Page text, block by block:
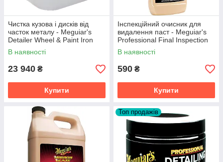
Чистка кузова і дисків від
часток металу - Meguiar's
Detailer Wheel & Paint Iron
Decon 18,93 л. (D180105)
В наявності
23 940 ₴
Купити
Інспекційний очисник для
видалення паст - Meguiar's
Professional Final Inspection
473 мл. (M3416)
В наявності
590 ₴
Купити
Топ продажів